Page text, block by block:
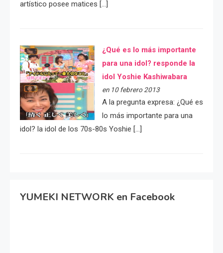
artístico posee matices […]
¿Qué es lo más importante
para una idol? responde la
idol Yoshie Kashiwabara
en 10 febrero 2013
A la pregunta expresa: ¿Qué es
lo más importante para una
idol? la idol de los 70s-80s Yoshie […]
YUMEKI NETWORK en Facebook